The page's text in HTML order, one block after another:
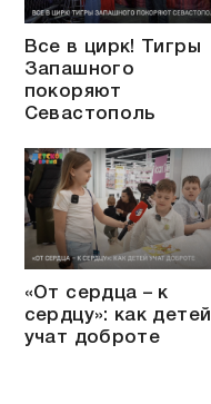
Все в цирк! Тигры
Запашного
покоряют
Севастополь
«От сердца – к
сердцу»: как детей
учат доброте